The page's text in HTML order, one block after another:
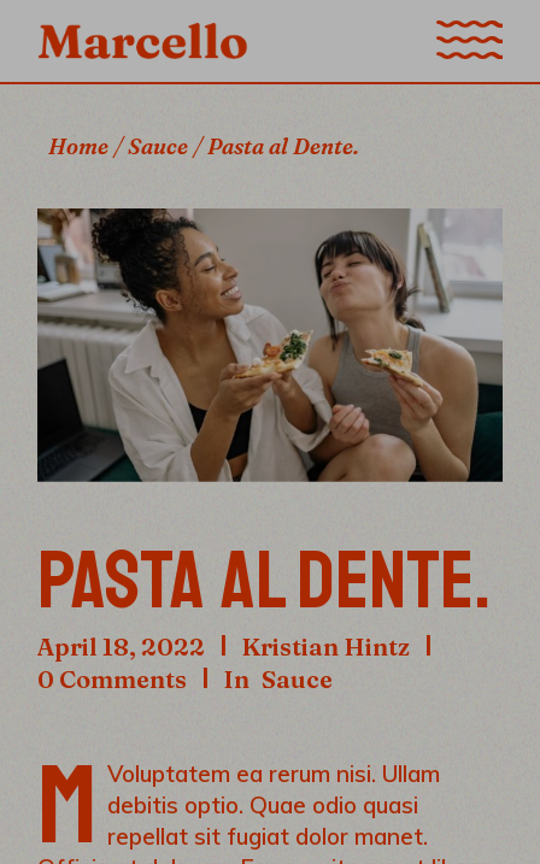
Home Sauce Pasta al Dente.
PASTA AL DENTE.
April 18, 2022
Kristian Hintz
0 Comments
In Sauce
M Voluptatem ea rerum nisi. Ullam
debitis optio. Quae odio quasi
repellat sit fugiat dolor manet.